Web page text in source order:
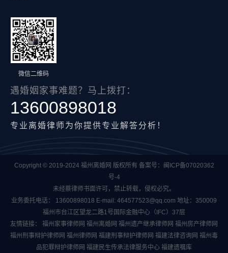
微信二维码
遇婚姻家事难题？马上拨打：
13600898018
专业离婚律师为你提供专业解答分析！
Copyright © 2019-2024 福州离婚网 版权所有 备案号：
闽ICP备07020362
号-4
未经蔡律师书面许可，禁止转载，侵权必究。
业务委托电话： 13600898018 E-mail: 464577523@qq.com 地址：350009
福州市台江区望龙二路1号国际金融中心（IFC）37层
友情链接： 福州家事律师网 福州离婚网 福州遗产继承律师网 福州房产律师网
福州刑事辩护律师网 福州律师网 福建刑事辩护律师网 福建法律咨询网 福州毒
品犯罪辩护律师网 福建民生传承法律服务中心 福建遗嘱库